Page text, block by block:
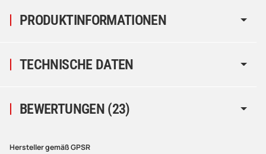
PRODUKTINFORMATIONEN
TECHNISCHE DATEN
BEWERTUNGEN (23)
Hersteller gemäß GPSR